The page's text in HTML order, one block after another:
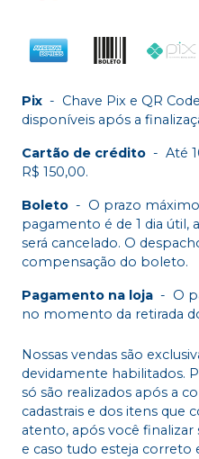
Pix - Chave Pix e QR
disponíveis após a
Cartão de crédito - Até
R$ 150,00.
Boleto - O prazo
pagamento é de 1 dia útil,
será cancelado. O
compensação do boleto.
Pagamento na loja - O
no momento da retirada
Nossas vendas são
devidamente habilitados.
só são realizados após a
cadastrais e dos itens que
atento, após você finalizar
e caso tudo esteja correto